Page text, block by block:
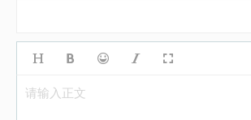
请输入正文